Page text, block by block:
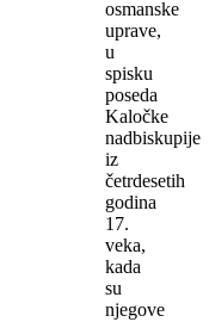
osmanske
uprave,
u
spisku
poseda
Kaločke
nadbiskupije
iz
četrdesetih
godina
17.
veka,
kada
su
njegove